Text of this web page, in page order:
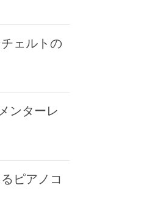
ェルトの
ンターレ
ピアノコ